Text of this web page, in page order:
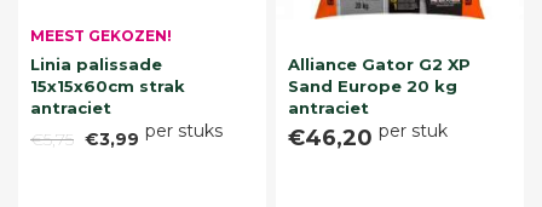
MEEST GEKOZEN!
Linia palissade
15x15x60cm strak
antraciet
€5,75 €3,99 per stuks
Alliance Gator G2 XP
Sand Europe 20 kg
antraciet
€46,20 per stuk